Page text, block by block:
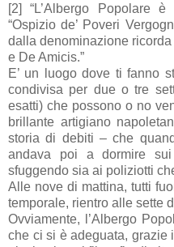
[2] “L’Albergo Popolare
“Ospizio de’ Poveri
dalla denominazione
e De Amicis.”
E’ un luogo dove ti fanno
condivisa per due o tre
esatti) che possono o no
brillante artigiano
storia di debiti – che
andava poi a dormire
sfuggendo sia ai poliziotti
Alle nove di mattina, tutti
temporale, rientro alle sette
Ovviamente, l’Albergo
che ci si è adeguata, grazie